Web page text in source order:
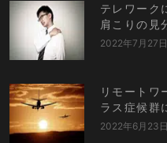
テレワーク
肩こりの見
2022年7月27日
リモートワ
ラス症候群
2022年6月23日